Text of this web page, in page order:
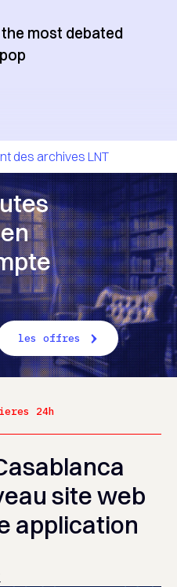
most debated
des archives LNT
les offres
24h
site web
application